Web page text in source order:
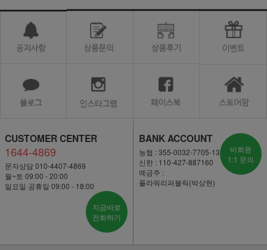
CUSTOMER CENTER
1644-4869
문자상담 010-4407-4869
월~토 09:00 - 20:00
일요일·공휴일 09:00 - 18:00
지금바로
전화하기
BANK ACCOUNT
농협 : 355-0032-7705-13
신한 : 110-427-887160
예금주 :
플라워리퍼블릭(박상현)
비회원
1:1 문의